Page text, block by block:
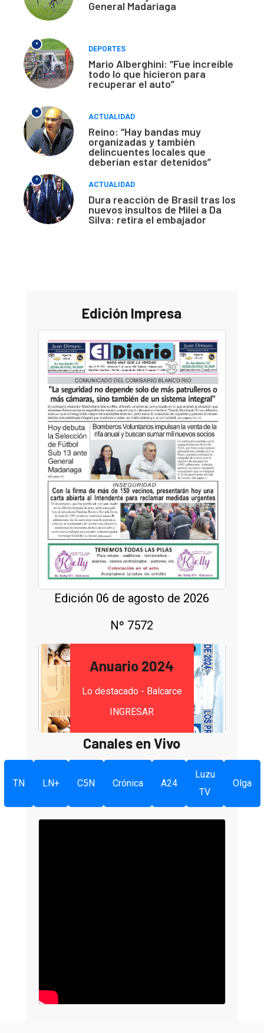
General Madariaga
*
DEPORTES
Mario Alberghini: “Fue increíble
todo lo que hicieron para
recuperar el auto”
*
ACTUALIDAD
Reino: “Hay bandas muy
organizadas y también
delincuentes locales que
deberían estar detenidos”
*
ACTUALIDAD
Dura reacción de Brasil tras los
nuevos insultos de Milei a Da
Silva: retira el embajador
Edición Impresa
Edición 06 de agosto de 2026
Nº 7572
Anuario 2024
Lo destacado - Balcarce
INGRESAR
Canales en Vivo
TN LN+ C5N Crónica A24
Luzu
TV
Olga